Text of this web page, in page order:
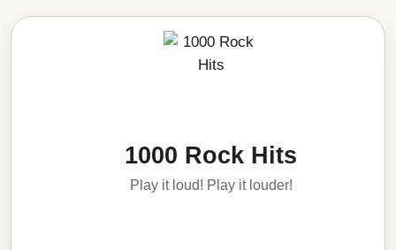
1000 Rock Hits
Play it loud! Play it louder!